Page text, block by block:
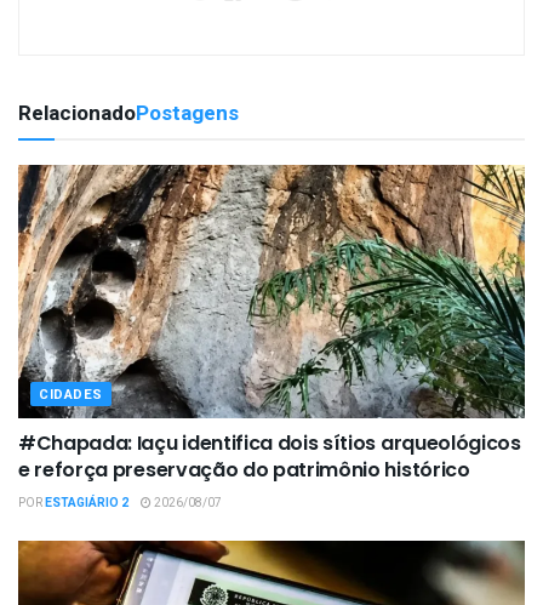
RelacionadoPostagens
CIDADES
#Chapada: Iaçu identifica dois sítios arqueológicos
e reforça preservação do patrimônio histórico
PORESTAGIÁRIO 2 2026/08/07